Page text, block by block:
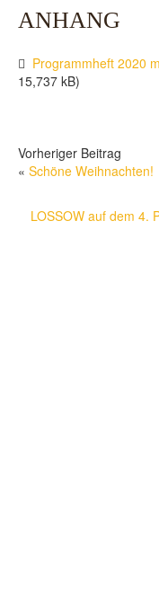
ANHANG
Programmheft 2020
15,737 kB)
Vorheriger Beitrag
« Schöne Weihnachten!
LOSSOW auf dem 4.